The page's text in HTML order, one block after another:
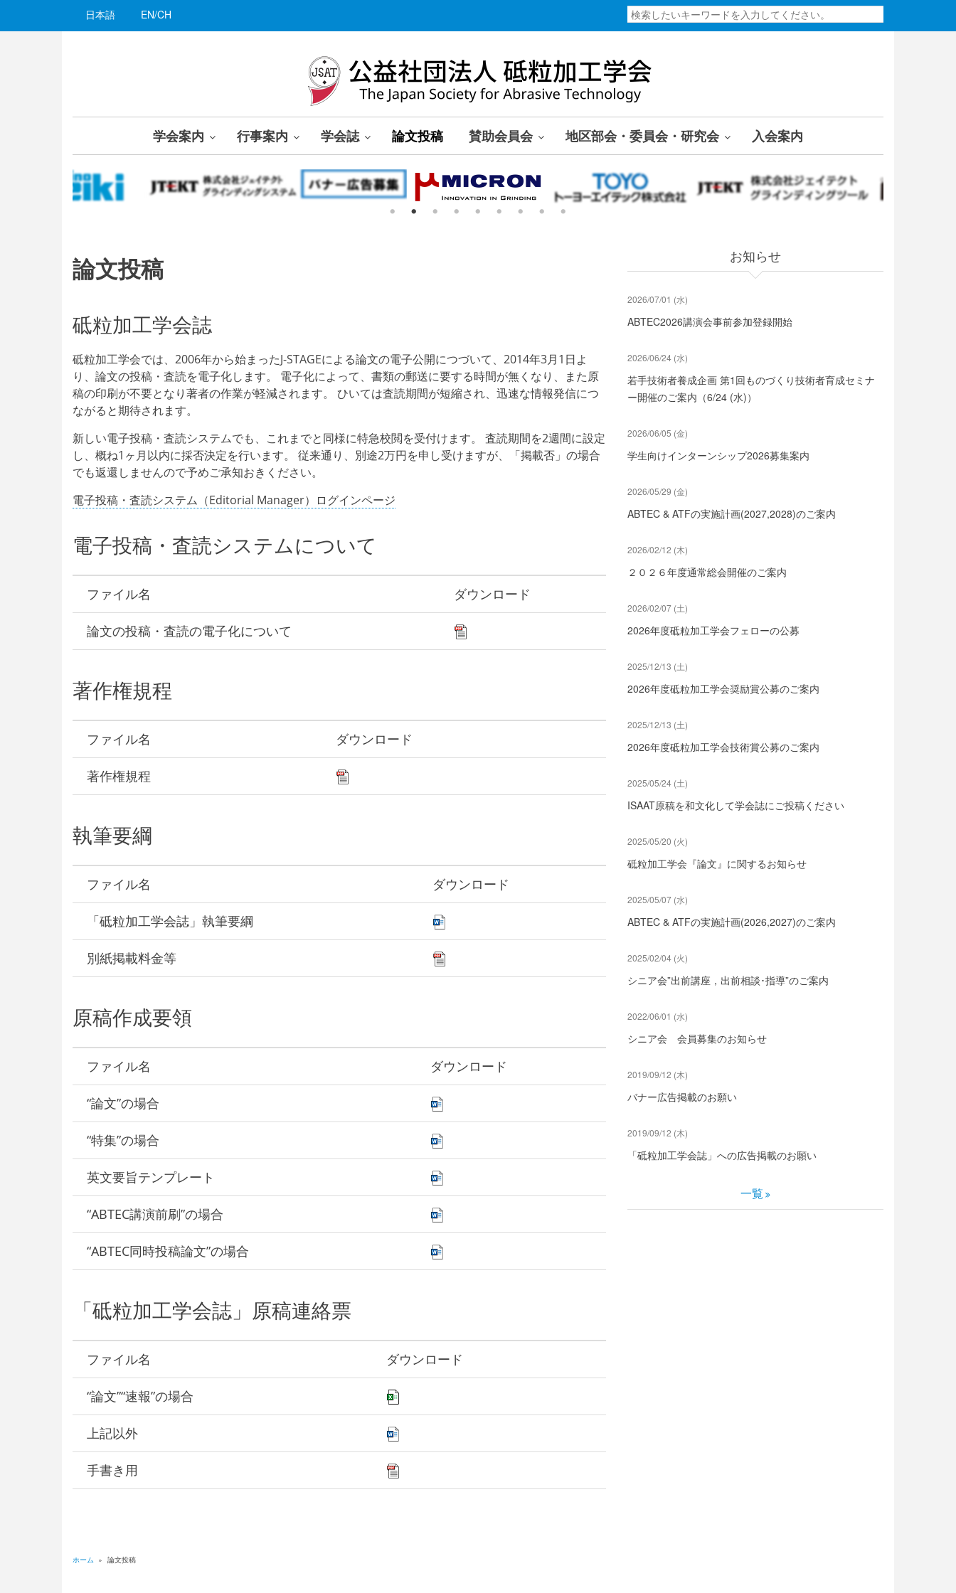
日本語 EN/CH
検
索
学会案内 行事案内 学会誌 論文投稿 賛助会員会 地区部会・委員会・研究会 入会案内
論文投稿
論
文
投
稿
砥粒加工学会誌
砥粒加工学会では、2006年から始まったJ-STAGEによる論文の電子公開につづいて、2014年3月1日よ
り、論文の投稿・査読を電子化します。 電子化によって、書類の郵送に要する時間が無くなり、また原
稿の印刷が不要となり著者の作業が軽減されます。 ひいては査読期間が短縮され、迅速な情報発信につ
ながると期待されます。
新しい電子投稿・査読システムでも、これまでと同様に特急校閲を受付けます。 査読期間を2週間に設定
し、概ね1ヶ月以内に採否決定を行います。 従来通り、別途2万円を申し受けますが、「掲載否」の場合
でも返還しませんので予めご承知おきください。
電子投稿・査読システム（Editorial Manager）ログインページ
電子投稿・査読システムについて
ファイル名 ダウンロード
論文の投稿・査読の電子化について
著作権規程
ファイル名 ダウンロード
著作権規程
執筆要綱
ファイル名 ダウンロード
「砥粒加工学会誌」執筆要綱
別紙掲載料金等
原稿作成要領
ファイル名 ダウンロード
“論文”の場合
“特集”の場合
英文要旨テンプレート
“ABTEC講演前刷”の場合
“ABTEC同時投稿論文”の場合
「砥粒加工学会誌」原稿連絡票
ファイル名 ダウンロード
“論文”“速報”の場合
上記以外
手書き用
ホーム » 論文投稿
お知らせ
2026/07/01 (水)
ABTEC2026講演会事前参加登録開始
2026/06/24 (水)
若手技術者養成企画 第1回ものづくり技術者育成セミナ
ー開催のご案内（6/24 (水)）
2026/06/05 (金)
学生向けインターンシップ2026募集案内
2026/05/29 (金)
ABTEC & ATFの実施計画(2027,2028)のご案内
2026/02/12 (木)
２０２６年度通常総会開催のご案内
2026/02/07 (土)
2026年度砥粒加工学会フェローの公募
2025/12/13 (土)
2026年度砥粒加工学会奨励賞公募のご案内
2025/12/13 (土)
2026年度砥粒加工学会技術賞公募のご案内
2025/05/24 (土)
ISAAT原稿を和文化して学会誌にご投稿ください
2025/05/20 (火)
砥粒加工学会『論文』に関するお知らせ
2025/05/07 (水)
ABTEC & ATFの実施計画(2026,2027)のご案内
2025/02/04 (火)
シニア会”出前講座，出前相談･指導”のご案内
2022/06/01 (水)
シニア会 会員募集のお知らせ
2019/09/12 (木)
バナー広告掲載のお願い
2019/09/12 (木)
「砥粒加工学会誌」への広告掲載のお願い
一覧